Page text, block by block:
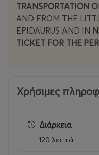
TRANSPORTATION
AND FROM THE
EPIDAURUS AND IN
TICKET FOR THE
Χρήσιμες
Διάρκεια
120 λεπτά